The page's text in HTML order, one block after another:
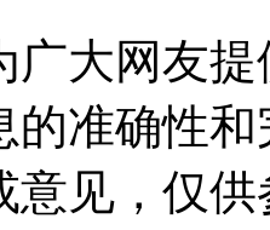
广大网友
的准确性
意见，仅